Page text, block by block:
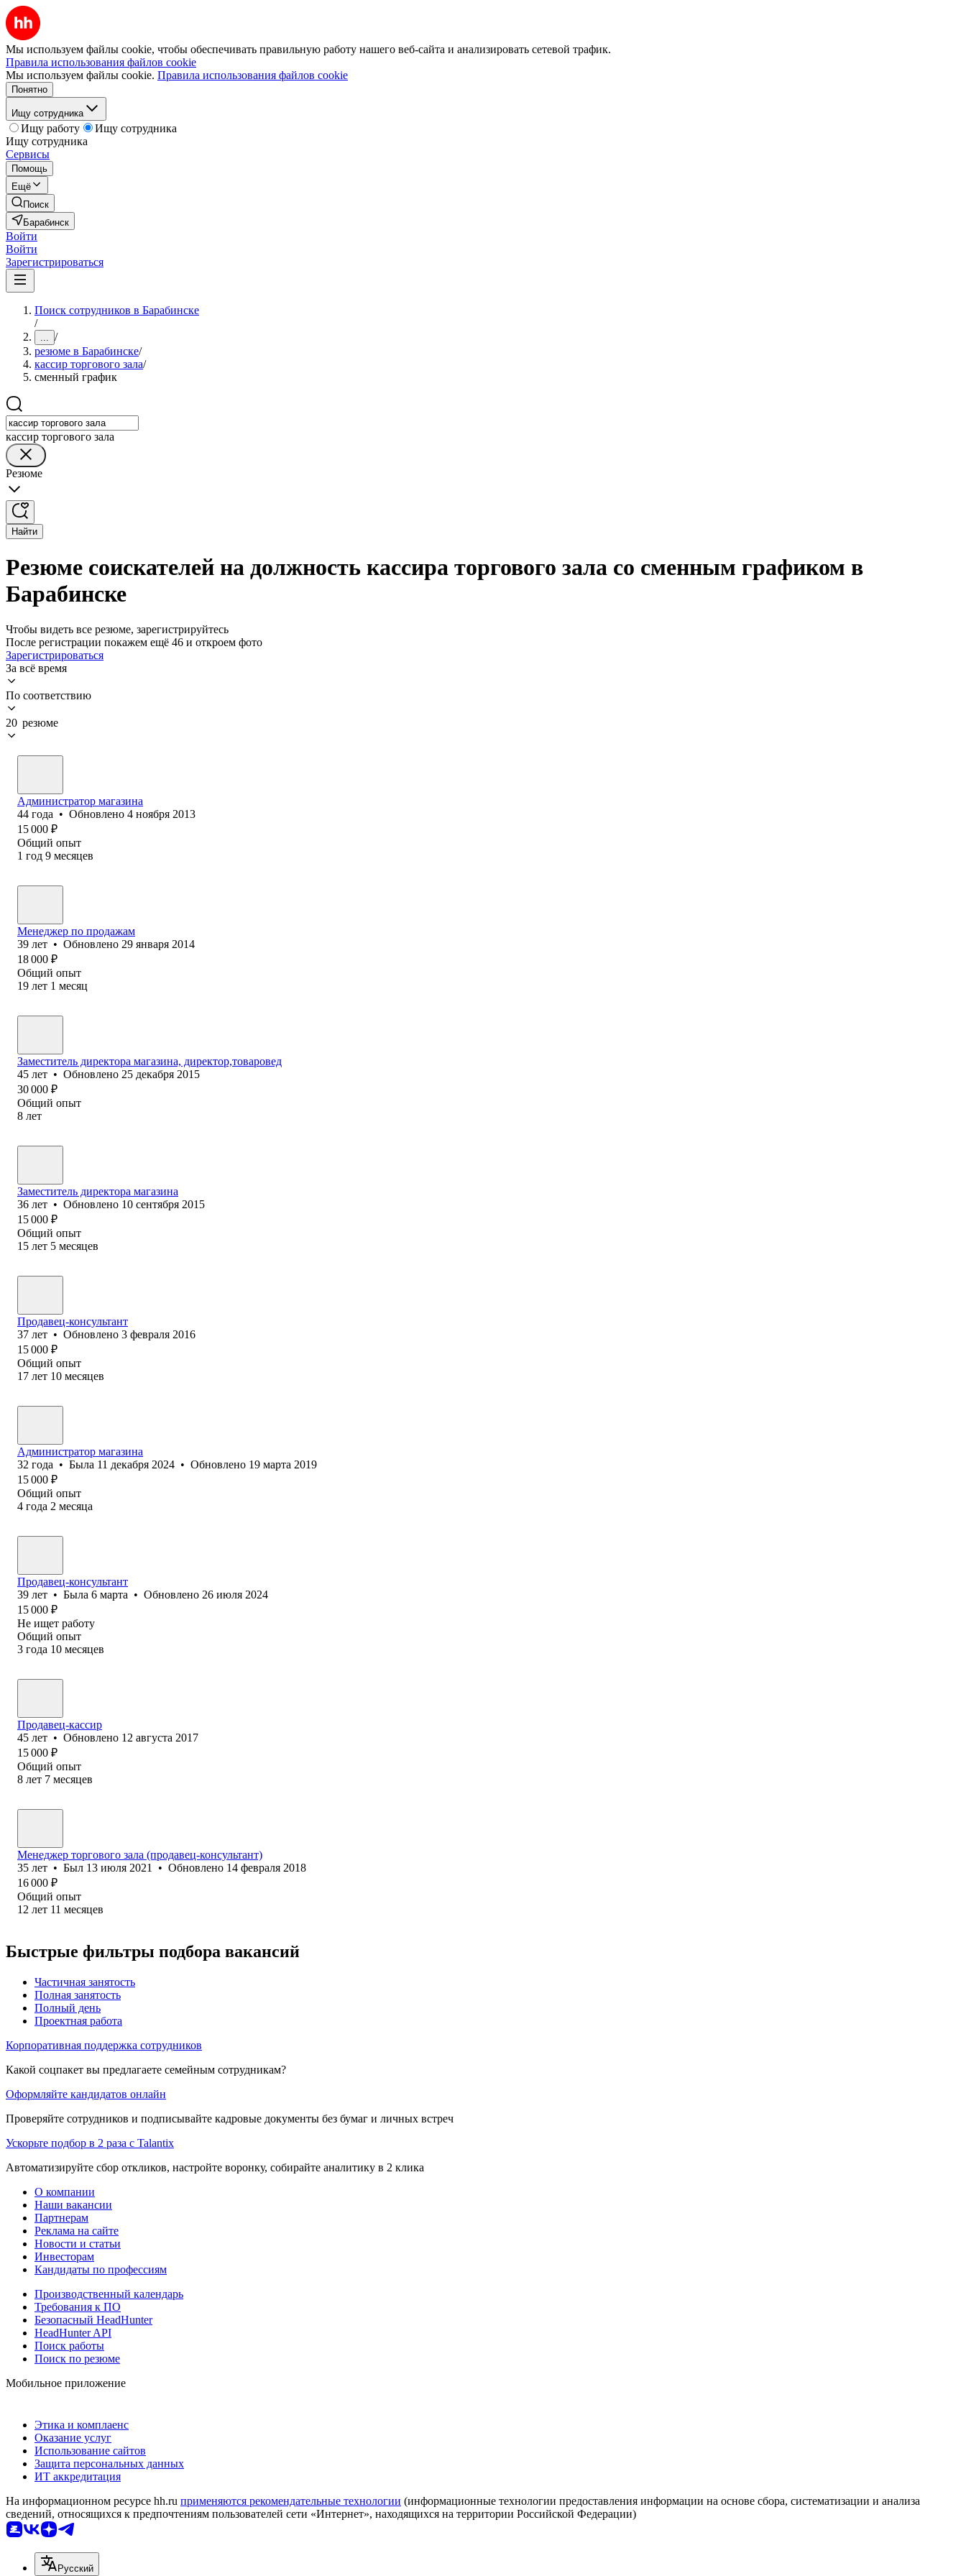
Мы используем файлы cookie, чтобы обеспечивать правильную работу нашего веб-сайта и анализировать сетевой трафик.
Правила использования файлов cookie
Мы используем файлы cookie. Правила использования файлов cookie
Понятно
Ищу сотрудника
Ищу работу
Ищу сотрудника
Ищу сотрудника
Сервисы
Помощь
Ещё
Поиск
Барабинск
Войти
Войти
Зарегистрироваться
Поиск сотрудников в Барабинске
/
... /
резюме в Барабинске/
кассир торгового зала/
сменный график
кассир торгового зала
Резюме
Найти
Резюме соискателей на должность кассира торгового зала со сменным графиком в
Барабинске
Чтобы видеть все резюме, зарегистрируйтесь
После регистрации покажем ещё 46 и откроем фото
Зарегистрироваться
За всё время
По соответствию
20 резюме
Администратор магазина
44 года • Обновлено 4 ноября 2013
15 000 ₽
Общий опыт
1 год 9 месяцев
Менеджер по продажам
39 лет • Обновлено 29 января 2014
18 000 ₽
Общий опыт
19 лет 1 месяц
Заместитель директора магазина, директор,товаровед
45 лет • Обновлено 25 декабря 2015
30 000 ₽
Общий опыт
8 лет
Заместитель директора магазина
36 лет • Обновлено 10 сентября 2015
15 000 ₽
Общий опыт
15 лет 5 месяцев
Продавец-консультант
37 лет • Обновлено 3 февраля 2016
15 000 ₽
Общий опыт
17 лет 10 месяцев
Администратор магазина
32 года • Была 11 декабря 2024 • Обновлено 19 марта 2019
15 000 ₽
Общий опыт
4 года 2 месяца
Продавец-консультант
39 лет • Была 6 марта • Обновлено 26 июля 2024
15 000 ₽
Не ищет работу
Общий опыт
3 года 10 месяцев
Продавец-кассир
45 лет • Обновлено 12 августа 2017
15 000 ₽
Общий опыт
8 лет 7 месяцев
Менеджер торгового зала (продавец-консультант)
35 лет • Был 13 июля 2021 • Обновлено 14 февраля 2018
16 000 ₽
Общий опыт
12 лет 11 месяцев
Быстрые фильтры подбора вакансий
Частичная занятость
Полная занятость
Полный день
Проектная работа
Корпоративная поддержка сотрудников
Какой соцпакет вы предлагаете семейным сотрудникам?
Оформляйте кандидатов онлайн
Проверяйте сотрудников и подписывайте кадровые документы без бумаг и личных встреч
Ускорьте подбор в 2 раза с Talantix
Автоматизируйте сбор откликов, настройте воронку, собирайте аналитику в 2 клика
О компании
Наши вакансии
Партнерам
Реклама на сайте
Новости и статьи
Инвесторам
Кандидаты по профессиям
Производственный календарь
Требования к ПО
Безопасный HeadHunter
HeadHunter API
Поиск работы
Поиск по резюме
Мобильное приложение
Этика и комплаенс
Оказание услуг
Использование сайтов
Защита персональных данных
ИТ аккредитация
На информационном ресурсе hh.ru применяются рекомендательные технологии (информационные технологии предоставления информации на основе сбора, систематизации и анализа
сведений, относящихся к предпочтениям пользователей сети «Интернет», находящихся на территории Российской Федерации)
Русский